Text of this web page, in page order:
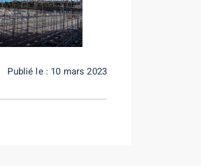
Publié le : 10 mars 2023